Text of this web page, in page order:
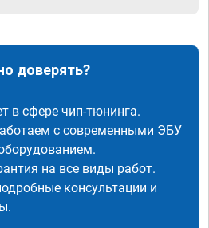
доверять?
в сфере чип-тюнинга.
с современными ЭБУ
на все виды работ.
консультации и